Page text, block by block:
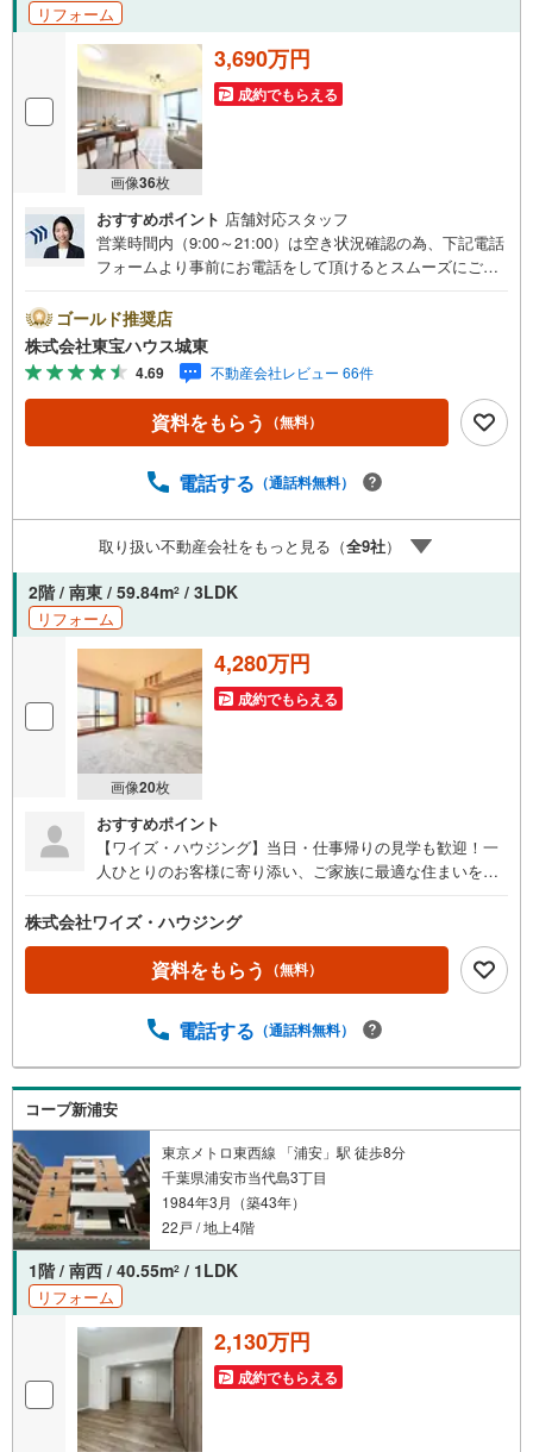
リフォーム
画像36枚
3,690万円
成約でもらえる
おすすめポイント 店舗対応スタッフ
営業時間内（9:00～21:00）は空き状況確認の為、下記電話
フォームより事前にお電話をして頂けるとスムーズにご案
カレンダーの作成▽ご購入後もお客様の人生のパートナー
として暮らしの「安心」を守り続けます。【Yahoo！ 不動
産キャンペーン対象店舗】当店で物件を成約するとPayPay
ボーナスライトがもらえる「Yahoo！ 不動産 物件ご成約キ
ャンペーン」の対象になります。「資料をもらう」「見学
予約をする」ボタンからお問い合わせください。※必ずYah
スライトは出金と譲渡はできません。ご案内・詳細な資料
時受け付けております！■頭金0円からのご購入可能です■
（諸費用もOK）お気軽にお問い合わせください。
ゴールド推奨店
株式会社東宝ハウス城東
4.69 不動産会社レビュー 66件
資料をもらう （無料）
電話する （通話料無料）
取り扱い不動産会社をもっと見る（全9社）
2階 / 南東 / 59.84m2 / 3LDK
リフォーム
画像20枚
4,280万円
成約でもらえる
おすすめポイント
【ワイズ・ハウジング】当日・仕事帰りの見学も歓迎！一
人ひとりのお客様に寄り添い、ご家族に最適な住まいをご
約で、当日や仕事帰りの見学にも柔軟に対応いたします。
現地や店舗での待ち合わせ、最寄駅・周辺施設での合流、
ご自宅へのお迎えなど、ご希望の場所を指定いただけま
す。※鍵の手配が必要な場合や、居住中の物件は即日対応が
い。■ネット非公開情報もご紹介事前にご希望の「広さ・価
ば、ネット掲載不可の限定情報や、新規公開予定の物件資
料も併せてご用意いたします。■安心の資金計画・売却サポ
ート将来の金銭的な不安には、提携ファイナンシャルプラ
ンナー（FP）がライフプランに合わせた資金計画をお答え
します。また、購入だけでなく、将来の住み替えやご売却
の相談まで長期的にサポートいたします。営業時間（9:00
～18:00）はお電話が繋がりやすくなっております。人気物
件は早期終了の可能性があるため、お早めにお問い合わせ
ください！
株式会社ワイズ・ハウジング
資料をもらう （無料）
電話する （通話料無料）
コープ新浦安
東京メトロ東西線 「浦安」駅 徒歩8分
千葉県浦安市当代島3丁目
1984年3月（築43年）
22戸 / 地上4階
1階 / 南西 / 40.55m2 / 1LDK
リフォーム
2,130万円
成約でもらえる